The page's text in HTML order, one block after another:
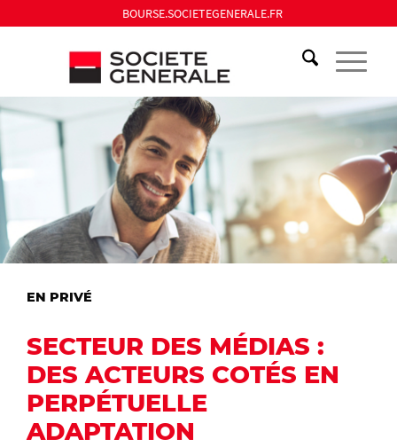
BOURSE.SOCIETEGENERALE.FR
EN PRIVÉ
SECTEUR DES MÉDIAS :
DES ACTEURS COTÉS EN
PERPÉTUELLE
ADAPTATION